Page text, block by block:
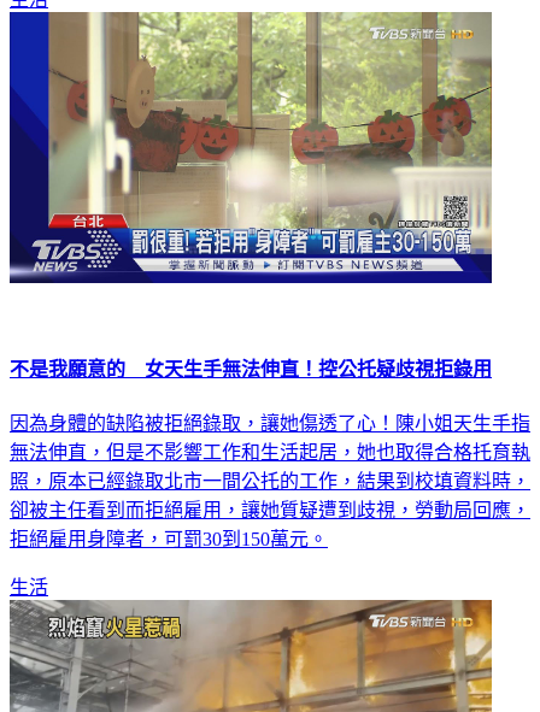
不是我願意的 女天生手無法伸直！控公托疑歧視拒錄用
因為身體的缺陷被拒絕錄取，讓她傷透了心！陳小姐天生手指
無法伸直，但是不影響工作和生活起居，她也取得合格托育執
照，原本已經錄取北市一間公托的工作，結果到校填資料時，
卻被主任看到而拒絕雇用，讓她質疑遭到歧視，勞動局回應，
拒絕雇用身障者，可罰30到150萬元。
生活